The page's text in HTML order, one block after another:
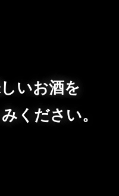
いお酒を
ください。